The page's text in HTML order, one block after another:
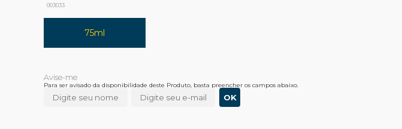
003033
75ml
Para ser avisado da disponibilidade deste Produto, basta preencher os campos abaixo.